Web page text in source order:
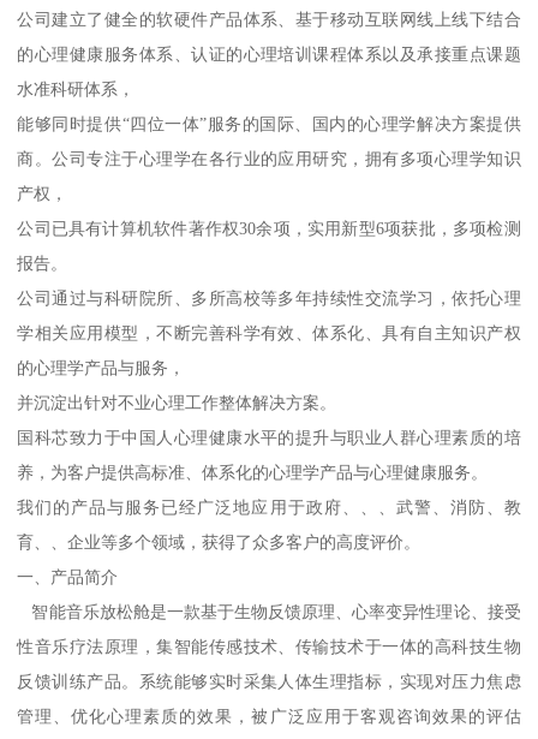
公司建立了健全的软硬件产品体系、基于移动互联网线上线下结合
的心理健康服务体系、认证的心理培训课程体系以及承接重点课题
水准科研体系，
能够同时提供“四位一体”服务的国际、国内的心理学解决方案提供
商。公司专注于心理学在各行业的应用研究，拥有多项心理学知识
产权，
公司已具有计算机软件著作权30余项，实用新型6项获批，多项检测
报告。
公司通过与科研院所、多所高校等多年持续性交流学习，依托心理
学相关应用模型，不断完善科学有效、体系化、具有自主知识产权
的心理学产品与服务，
并沉淀出针对不业心理工作整体解决方案。
国科芯致力于中国人心理健康水平的提升与职业人群心理素质的培
养，为客户提供高标准、体系化的心理学产品与心理健康服务。
我们的产品与服务已经广泛地应用于政府、、、武警、消防、教
育、、企业等多个领域，获得了众多客户的高度评价。
一、产品简介
智能音乐放松舱是一款基于生物反馈原理、心率变异性理论、接受
性音乐疗法原理，集智能传感技术、传输技术于一体的高科技生物
反馈训练产品。系统能够实时采集人体生理指标，实现对压力焦虑
管理、优化心理素质的效果，被广泛应用于客观咨询效果的评估